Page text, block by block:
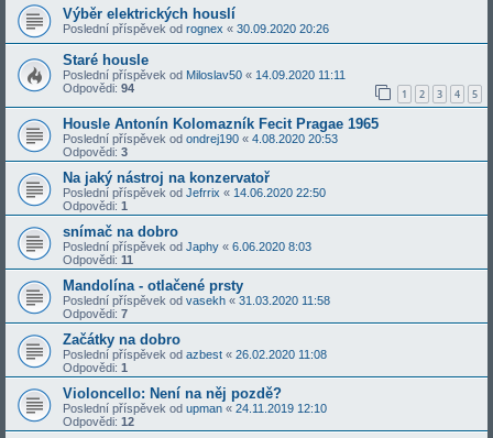
Výběr elektrických houslí
Poslední příspěvek od rognex « 30.09.2020 20:26
Staré housle
Poslední příspěvek od Miloslav50 « 14.09.2020 11:11
Odpovědi: 94 1 2 3 4 5
Housle Antonín Kolomazník Fecit Pragae 1965
Poslední příspěvek od ondrej190 « 4.08.2020 20:53
Odpovědi: 3
Na jaký nástroj na konzervatoř
Poslední příspěvek od Jefrrix « 14.06.2020 22:50
Odpovědi: 1
snímač na dobro
Poslední příspěvek od Japhy « 6.06.2020 8:03
Odpovědi: 11
Mandolína - otlačené prsty
Poslední příspěvek od vasekh « 31.03.2020 11:58
Odpovědi: 7
Začátky na dobro
Poslední příspěvek od azbest « 26.02.2020 11:08
Odpovědi: 1
Violoncello: Není na něj pozdě?
Poslední příspěvek od upman « 24.11.2019 12:10
Odpovědi: 12